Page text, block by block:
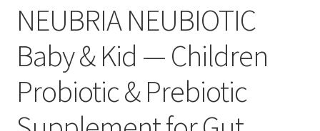
NEUBRIA NEUBIOTIC
Baby & Kid — Children
Probiotic & Prebiotic